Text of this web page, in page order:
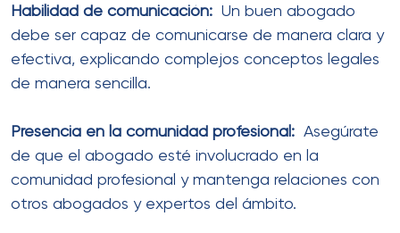
Habilidad de comunicación: Un buen abogado
debe ser capaz de comunicarse de manera clara y
efectiva, explicando complejos conceptos legales
de manera sencilla.
Presencia en la comunidad profesional: Asegúrate
de que el abogado esté involucrado en la
comunidad profesional y mantenga relaciones con
otros abogados y expertos del ámbito.